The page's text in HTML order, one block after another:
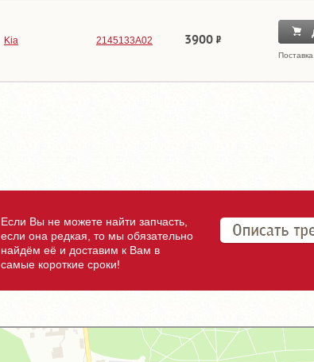
Kia 2145133A02 3900
Если Вы не можете найти запчасть,
если она редкая, то мы обязательно
найдём её и доставим к Вам в
самые короткие сроки!